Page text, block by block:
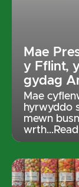
Mae
y Fflint,
gydag
Mae
hyrwyddo
mewn
wrth